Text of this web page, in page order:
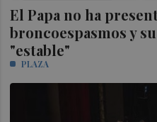
El Papa no ha
broncoespasmos y
"estable"
PLAZA